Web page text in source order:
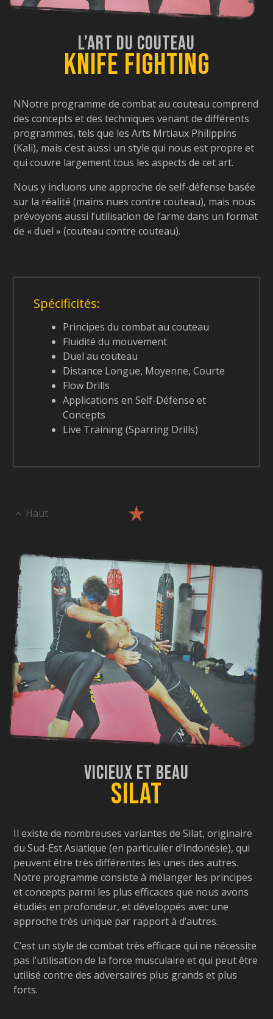
L’Art Du Couteau
Knife Fighting
NNotre programme de combat au couteau comprend
des concepts et des techniques venant de différents
programmes, tels que les Arts Mrtiaux Philippins
(Kali), mais c’est aussi un style qui nous est propre et
qui couvre largement tous les aspects de cet art.
Nous y incluons une approche de self-défense basée
sur la réalité (mains nues contre couteau), mais nous
prévoyons aussi l’utilisation de l’arme dans un format
de « duel » (couteau contre couteau).
Spécificités:
Principes du combat au couteau
Fluidité du mouvement
Duel au couteau
Distance Longue, Moyenne, Courte
Flow Drills
Applications en Self-Défense et
Concepts
Live Training (Sparring Drills)
Haut
Vicieux et Beau
Silat
Il existe de nombreuses variantes de Silat, originaire
du Sud-Est Asiatique (en particulier d’Indonésie), qui
peuvent être très différentes les unes des autres.
Notre programme consiste à mélanger les principes
et concepts parmi les plus efficaces que nous avons
étudiés en profondeur, et développés avec une
approche très unique par rapport à d’autres.
C’est un style de combat très efficace qui ne nécessite
pas l’utilisation de la force musculaire et qui peut être
utilisé contre des adversaires plus grands et plus
forts.